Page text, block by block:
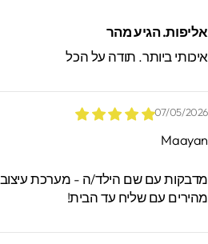
הזמנות.
הגיע מהר
ביותר. תודה על הכל
07/05/
עם שם הילד/ה - מערכת עיצוב
עם שליח עד הבית!